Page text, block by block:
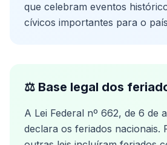
que celebram eventos
cívicos importantes para o
⚖️ Base legal dos
A Lei Federal nº 662, de 6 de
declara os feriados nacionais.